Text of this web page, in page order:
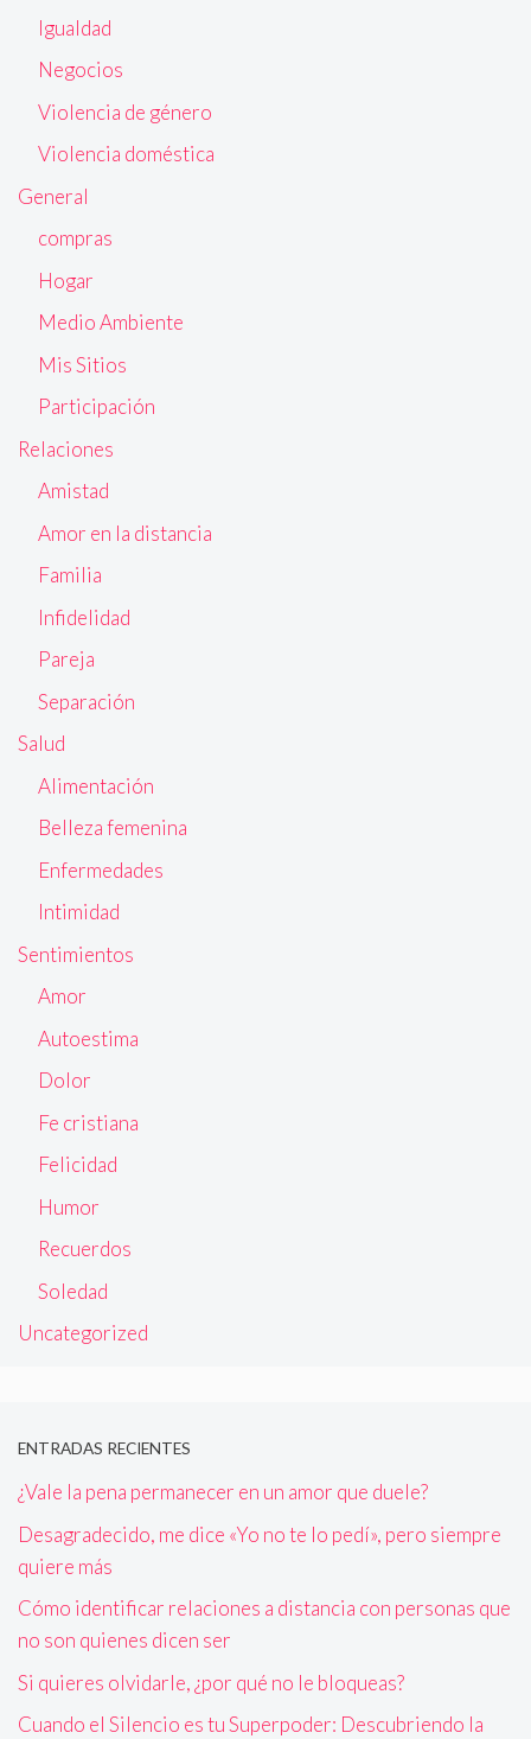
Igualdad
Negocios
Violencia de género
Violencia doméstica
General
compras
Hogar
Medio Ambiente
Mis Sitios
Participación
Relaciones
Amistad
Amor en la distancia
Familia
Infidelidad
Pareja
Separación
Salud
Alimentación
Belleza femenina
Enfermedades
Intimidad
Sentimientos
Amor
Autoestima
Dolor
Fe cristiana
Felicidad
Humor
Recuerdos
Soledad
Uncategorized
ENTRADAS RECIENTES
¿Vale la pena permanecer en un amor que duele?
Desagradecido, me dice «Yo no te lo pedí», pero siempre
quiere más
Cómo identificar relaciones a distancia con personas que
no son quienes dicen ser
Si quieres olvidarle, ¿por qué no le bloqueas?
Cuando el Silencio es tu Superpoder: Descubriendo la